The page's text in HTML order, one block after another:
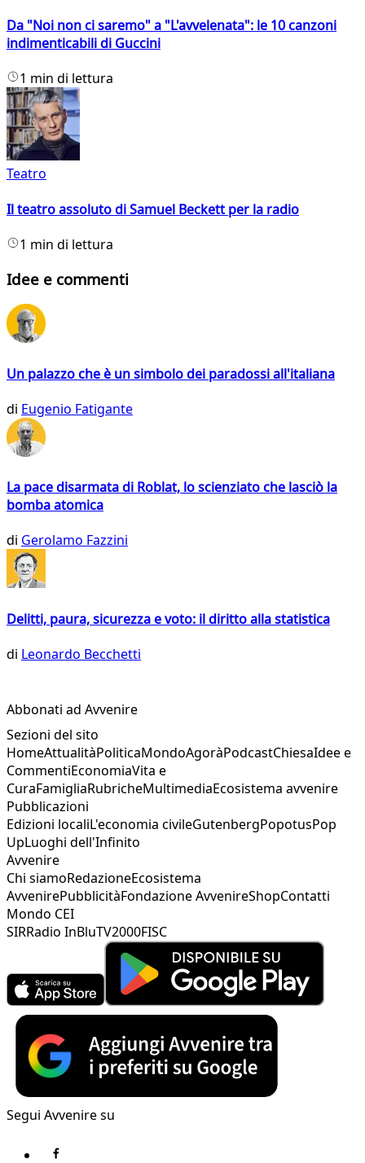
Da "Noi non ci saremo" a "L'avvelenata": le 10 canzoni
indimenticabili di Guccini
1 min di lettura
Teatro
Il teatro assoluto di Samuel Beckett per la radio
1 min di lettura
Idee e commenti
Un palazzo che è un simbolo dei paradossi all'italiana
di Eugenio Fatigante
La pace disarmata di Roblat, lo scienziato che lasciò la
bomba atomica
di Gerolamo Fazzini
Delitti, paura, sicurezza e voto: il diritto alla statistica
di Leonardo Becchetti
Abbonati ad Avvenire
Sezioni del sito
HomeAttualitàPoliticaMondoAgoràPodcastChiesaIdee e
CommentiEconomiaVita e
CuraFamigliaRubricheMultimediaEcosistema avvenire
Pubblicazioni
Edizioni localiL'economia civileGutenbergPopotusPop
UpLuoghi dell'Infinito
Avvenire
Chi siamoRedazioneEcosistema
AvvenirePubblicitàFondazione AvvenireShopContatti
Mondo CEI
SIRRadio InBluTV2000FISC
Segui Avvenire su